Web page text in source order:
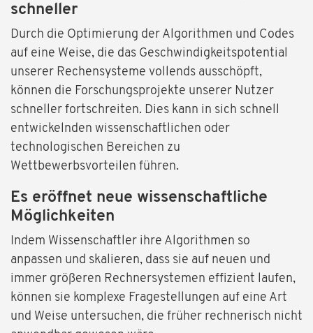
schneller
Durch die Optimierung der Algorithmen und Codes
auf eine Weise, die das Geschwindigkeitspotential
unserer Rechensysteme vollends ausschöpft,
können die Forschungsprojekte unserer Nutzer
schneller fortschreiten. Dies kann in sich schnell
entwickelnden wissenschaftlichen oder
technologischen Bereichen zu
Wettbewerbsvorteilen führen.
Es eröffnet neue wissenschaftliche
Möglichkeiten
Indem Wissenschaftler ihre Algorithmen so
anpassen und skalieren, dass sie auf neuen und
immer größeren Rechnersystemen effizient laufen,
können sie komplexe Fragestellungen auf eine Art
und Weise untersuchen, die früher rechnerisch nicht